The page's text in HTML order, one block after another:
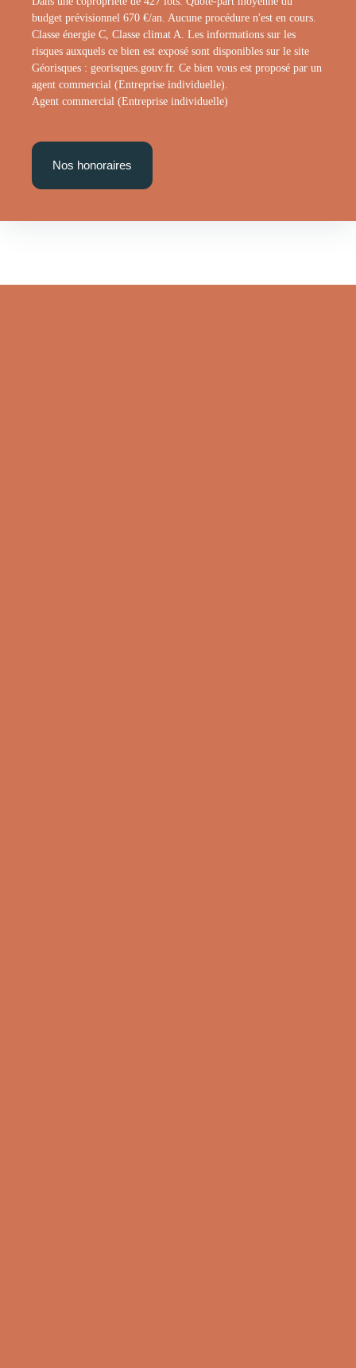
budget prévisionnel 670 €/an. Aucune procédure n'est en cours.
Classe énergie C, Classe climat A. Les informations sur les
risques auxquels ce bien est exposé sont disponibles sur le site
Géorisques : georisques.gouv.fr. Ce bien vous est proposé par un
agent commercial (Entreprise individuelle).
Agent commercial (Entreprise individuelle)
Nos honoraires